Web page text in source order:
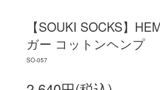
【SOUKI SOCKS】
ガー コットンヘンプ
SO-057